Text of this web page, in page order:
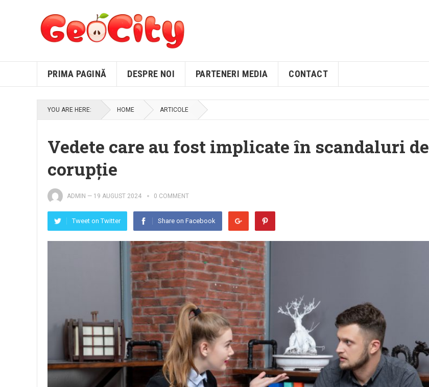
PRIMA PAGINĂ DESPRE NOI PARTENERI MEDIA CONTACT
YOU ARE HERE: HOME ARTICOLE
Vedete care au fost implicate în scandaluri de
corupție
ADMIN — 19 AUGUST 2024 0 COMMENT
Tweet on Twitter Share on Facebook